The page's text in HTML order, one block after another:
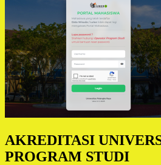
AKREDITASI
PROGRAM STUDI